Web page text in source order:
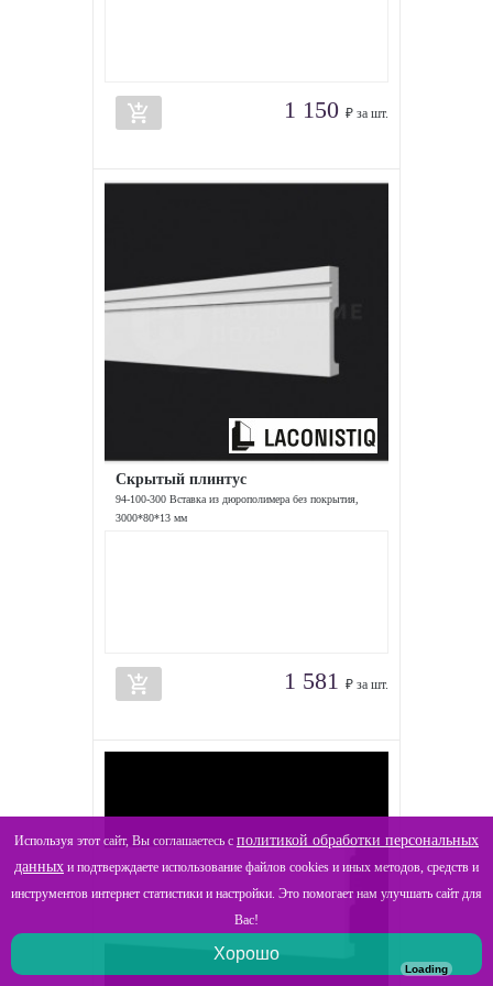
add_shopping_cart 1 150 ₽ за шт.
Скрытый плинтус
94-100-300 Вставка из дюрополимера без покрытия,
3000*80*13 мм
add_shopping_cart 1 581 ₽ за шт.
Loading
Используя этот сайт, Вы соглашаетесь с политикой обработки персональных
данных и подтверждаете использование файлов cookies и иных методов, средств и
инструментов интернет статистики и настройки. Это помогает нам улучшать сайт для
Вас!
Хорошо